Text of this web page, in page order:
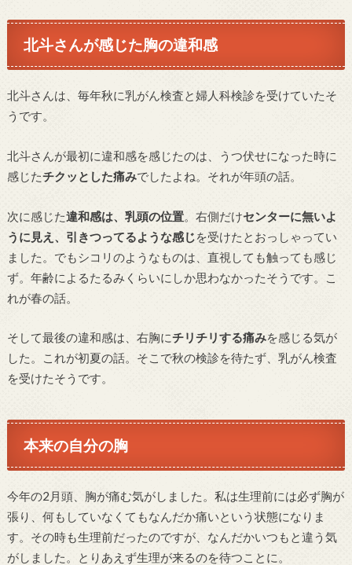
北斗さんが感じた胸の違和感
北斗さんは、毎年秋に乳がん検査と婦人科検診を受けていたそ
うです。
北斗さんが最初に違和感を感じたのは、うつ伏せになった時に
感じたチクッとした痛みでしたよね。それが年頭の話。
次に感じた違和感は、乳頭の位置。右側だけセンターに無いよ
うに見え、引きつってるような感じ を受けたとおっしゃってい
ました。でもシコリのようなものは、直視しても触っても感じ
ず。年齢によるたるみくらいにしか思わなかったそうです。こ
れが春の話。
そして最後の違和感は、右胸にチリチリする痛みを感じる気が
した。これが初夏の話。そこで秋の検診を待たず、乳がん検査
を受けたそうです。
本来の自分の胸
今年の2月頭、胸が痛む気がしました。私は生理前には必ず胸が
張り、何もしていなくてもなんだか痛いという状態になりま
す。その時も生理前だったのですが、なんだかいつもと違う気
がしました。とりあえず生理が来るのを待つことに。